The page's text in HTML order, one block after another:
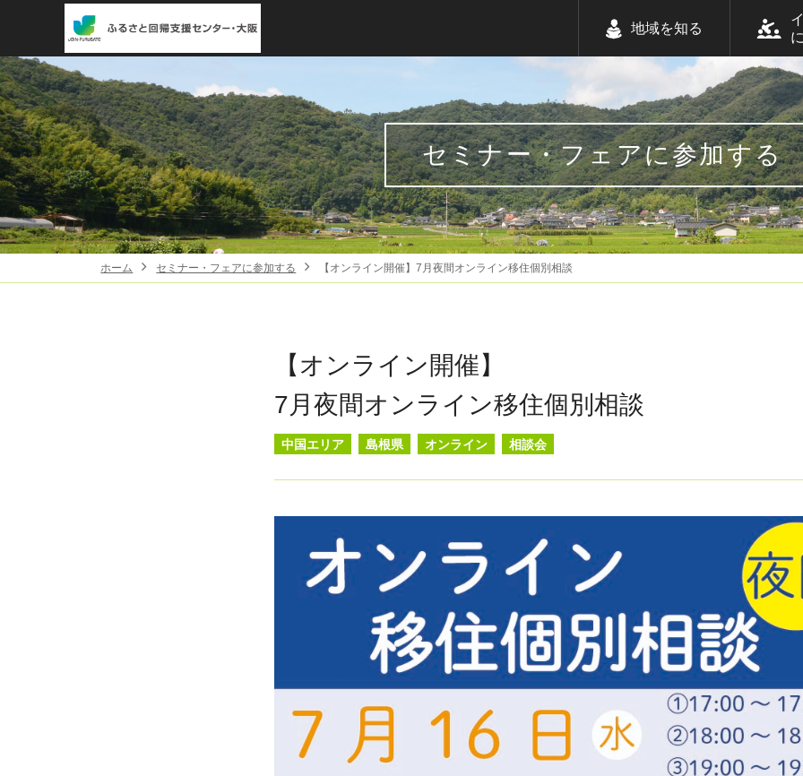
地域を知る
セミナー・フェアに参加する
ホーム セミナー・フェアに参加する 【オンライン開催】7月夜間オンライン移住個別相談
【オンライン開催】
7月夜間オンライン移住個別相談
中国エリア 島根県 オンライン 相談会